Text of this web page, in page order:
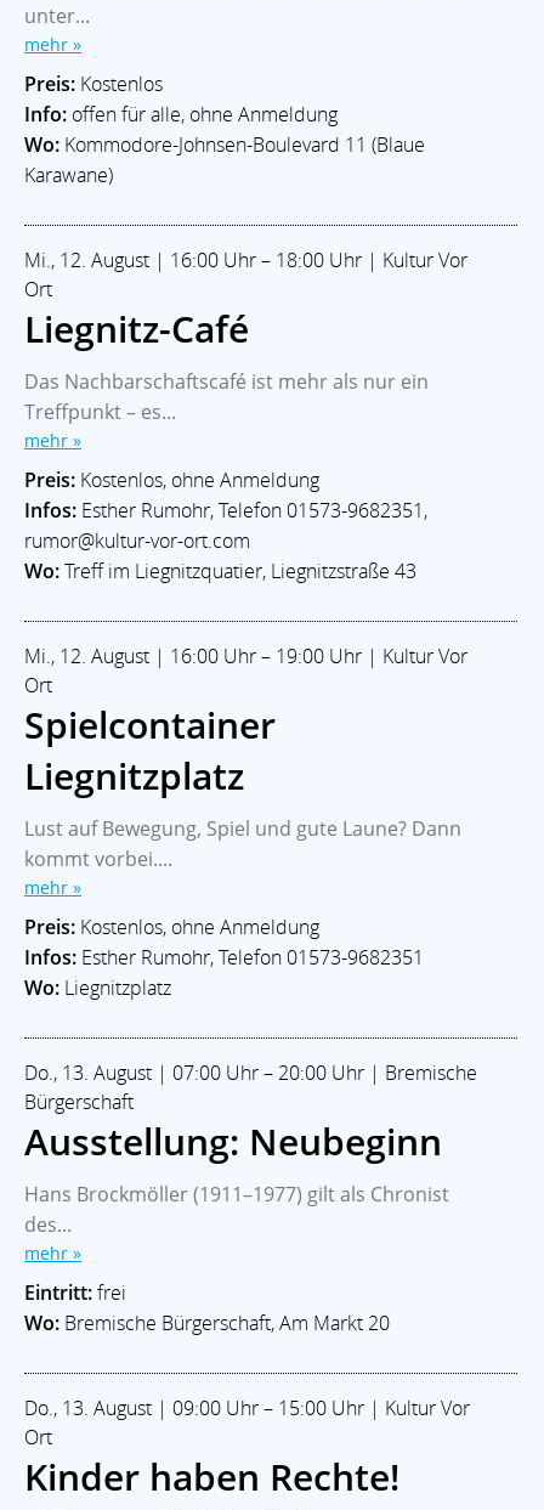
unter...
mehr »
Preis: Kostenlos
Info: offen für alle, ohne Anmeldung
Wo: Kommodore-Johnsen-Boulevard 11 (Blaue
Karawane)
Mi., 12. August | 16:00 Uhr – 18:00 Uhr | Kultur Vor
Ort
Liegnitz-Café
Das Nachbarschaftscafé ist mehr als nur ein
Treffpunkt – es...
mehr »
Preis: Kostenlos, ohne Anmeldung
Infos: Esther Rumohr, Telefon 01573-9682351,
rumor@kultur-vor-ort.com
Wo:Treff im Liegnitzquatier, Liegnitzstraße 43
Mi., 12. August | 16:00 Uhr – 19:00 Uhr | Kultur Vor
Ort
Spielcontainer
Liegnitzplatz
Lust auf Bewegung, Spiel und gute Laune? Dann
kommt vorbei....
mehr »
Preis: Kostenlos, ohne Anmeldung
Infos: Esther Rumohr, Telefon 01573-9682351
Wo: Liegnitzplatz
Do., 13. August | 07:00 Uhr – 20:00 Uhr | Bremische
Bürgerschaft
Ausstellung: Neubeginn
Hans Brockmöller (1911–1977) gilt als Chronist
des...
mehr »
Eintritt:frei
Wo: Bremische Bürgerschaft, Am Markt 20
Do., 13. August | 09:00 Uhr – 15:00 Uhr | Kultur Vor
Ort
Kinder haben Rechte!